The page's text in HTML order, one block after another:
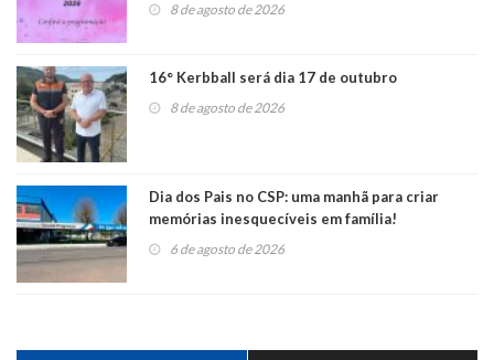
8 de agosto de 2026
16° Kerbball será dia 17 de outubro
8 de agosto de 2026
Dia dos Pais no CSP: uma manhã para criar
memórias inesquecíveis em família!
6 de agosto de 2026